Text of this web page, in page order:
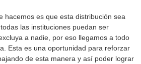
hacemos es que esta distribución sea
las instituciones puedan ser
a nadie, por eso llegamos a todo
Esta es una oportunidad para reforzar
de esta manera y así poder lograr